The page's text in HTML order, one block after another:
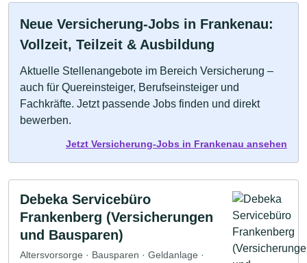
Neue Versicherung-Jobs in Frankenau:
Vollzeit, Teilzeit & Ausbildung
Aktuelle Stellenangebote im Bereich Versicherung –
auch für Quereinsteiger, Berufseinsteiger und
Fachkräfte. Jetzt passende Jobs finden und direkt
bewerben.
Jetzt Versicherung-Jobs in Frankenau ansehen
Debeka Servicebüro
Frankenberg (Versicherungen
und Bausparen)
Altersvorsorge · Bausparen · Geldanlage ·